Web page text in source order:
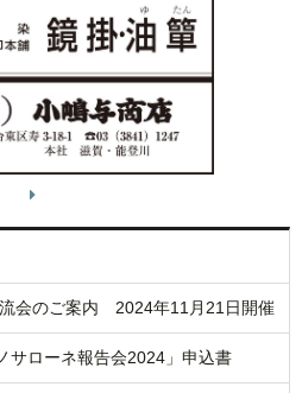
会のご案内 2024年11月21日開催
サローネ報告会2024」申込書